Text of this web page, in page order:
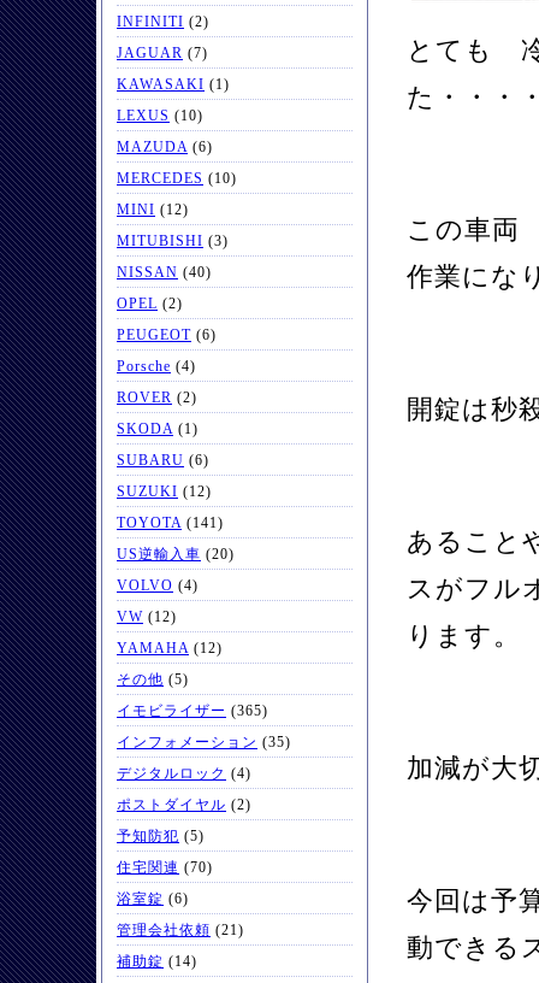
INFINITI (2)
JAGUAR (7)
KAWASAKI (1)
LEXUS (10)
MAZUDA (6)
MERCEDES (10)
MINI (12)
MITUBISHI (3)
NISSAN (40)
OPEL (2)
PEUGEOT (6)
Porsche (4)
ROVER (2)
SKODA (1)
SUBARU (6)
SUZUKI (12)
TOYOTA (141)
US逆輸入車 (20)
VOLVO (4)
VW (12)
YAMAHA (12)
その他 (5)
イモビライザー (365)
インフォメーション (35)
デジタルロック (4)
ポストダイヤル (2)
予知防犯 (5)
住宅関連 (70)
浴室錠 (6)
管理会社依頼 (21)
補助錠 (14)
とても
た・・・
この車両
作業にな
開錠は秒
あること
スがフル
ります。
加減が大
今回は
動できる